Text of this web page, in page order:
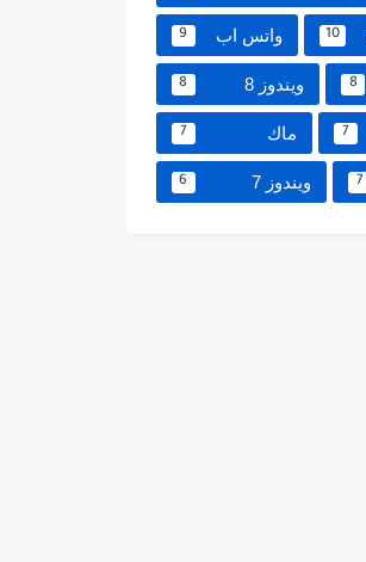
10 واتس اب 9
8 ويندوز 8 8
7 ماك 7
7 ويندوز 7 6